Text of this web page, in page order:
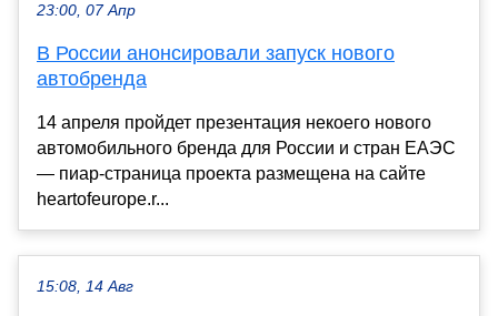
23:00, 07 Апр
В России анонсировали запуск нового
автобренда
14 апреля пройдет презентация некоего нового
автомобильного бренда для России и стран ЕАЭС
— пиар-страница проекта размещена на сайте
heartofeurope.r...
15:08, 14 Авг